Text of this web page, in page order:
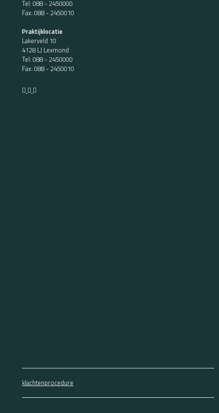
Tel: 088 - 2450000
Fax: 088 - 2450010
Praktijklocatie
Lakerveld 10
4128 LJ Lexmond
Tel: 088 - 2450000
Fax: 088 - 2450010
klachtenprocedure